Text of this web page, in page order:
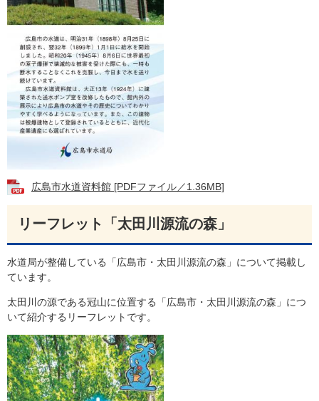
広島市水道資料館 [PDFファイル／1.36MB]
リーフレット「太田川源流の森」
水道局が整備している「広島市・太田川源流の森」について掲載し
ています。
太田川の源である冠山に位置する「広島市・太田川源流の森」につ
いて紹介するリーフレットです。